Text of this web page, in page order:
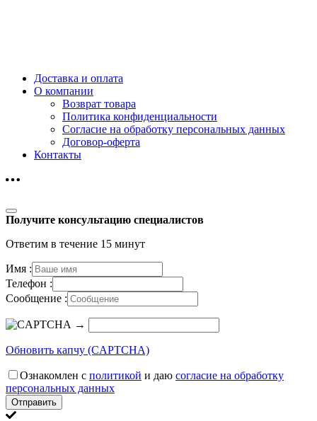
Доставка и оплата
О компании
Возврат товара
Политика конфиденциальности
Согласие на обработку персональных данных
Договор-оферта
Контакты
Получите консультацию специалистов
Ответим в течение 15 минут
Имя :
Телефон :
Сообщение :
→
Обновить капчу (CAPTCHA)
Ознакомлен с политикой и даю согласие на обработку
персональных данных